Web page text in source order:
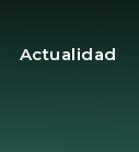
Actualidad